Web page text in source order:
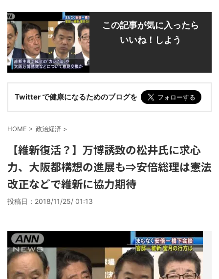
この記事が気に入ったら
いいね！しよう
Twitter で健康になるためのブログを
HOME > 政治経済 >
【維新復活？】万博誘致の松井氏に求心
力、大阪都構想の進展も⇒安倍総理は憲法
改正などで維新に協力期待
投稿日： 2018/11/25/ 01:13